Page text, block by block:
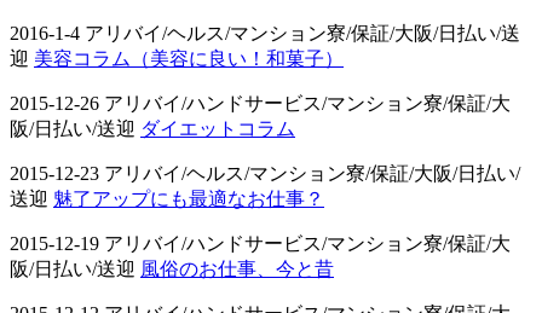
2016-1-4 アリバイ/ヘルス/マンション寮/保証/大阪/日払い/送
迎 美容コラム（美容に良い！和菓子）
2015-12-26 アリバイ/ハンドサービス/マンション寮/保証/大
阪/日払い/送迎 ダイエットコラム
2015-12-23 アリバイ/ヘルス/マンション寮/保証/大阪/日払い/
送迎 魅了アップにも最適なお仕事？
2015-12-19 アリバイ/ハンドサービス/マンション寮/保証/大
阪/日払い/送迎 風俗のお仕事、今と昔